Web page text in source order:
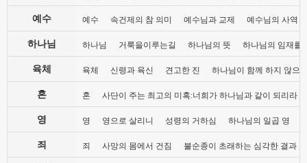
예수 예수 속건제의 참 의미 예수님과 교제 예수님의 사역
하나님 하나님 거룩을이루는길 하나님의 뜻 하나님의 임재를
육체 육체 신령과 육신 견고한 진 하나님이 함께 하지 않으
혼 혼 사단이 주는 최고의 미혹:너희가 하나님과 같이 되리라
영 영 영으로 살리니 성령의 거하심 하나님의 일곱 영
죄 죄 사망의 몸에서 건짐 불순종이 초래하는 심각한 결과